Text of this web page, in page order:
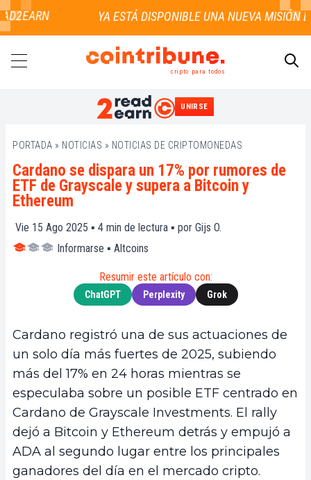
cripto para todos
UNIRSE
PORTADA » NOTICIAS » NOTICIAS DE CRIPTOMONEDAS
Cardano se dispara un 17% por rumores de
ETF de Grayscale y supera a Bitcoin y
Ethereum
Vie 15 Ago 2025 ▪ 4 min de lectura ▪ por Gijs O.
Informarse ▪ Altcoins
Resumir este artículo con:
ChatGPT Perplexity Grok
Cardano registró una de sus actuaciones de
un solo día más fuertes de 2025, subiendo
más del 17% en 24 horas mientras se
especulaba sobre un posible ETF centrado en
Cardano de Grayscale Investments. El rally
dejó a Bitcoin y Ethereum detrás y empujó a
ADA al segundo lugar entre los principales
ganadores del día en el mercado cripto.